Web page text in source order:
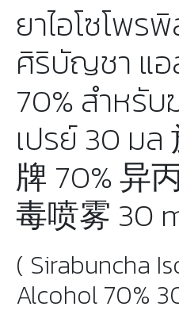
ยาไอโซโพร
ศิริบัญชา แ
70% สำหรั
เปรย์ 30 ม
牌 70% 异
毒喷雾 30
( Sirabuncha
Alcohol 70%